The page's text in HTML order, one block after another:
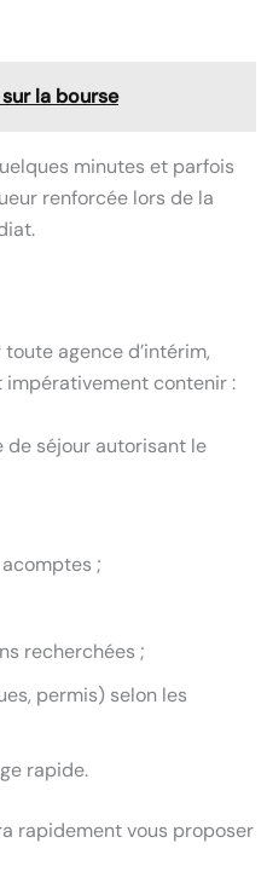
la bourse
minutes et parfois
renforcée lors de la
agence d’intérim,
contenir :
séjour autorisant le
;
recherchées ;
permis) selon les
rapide.
rapidement vous proposer